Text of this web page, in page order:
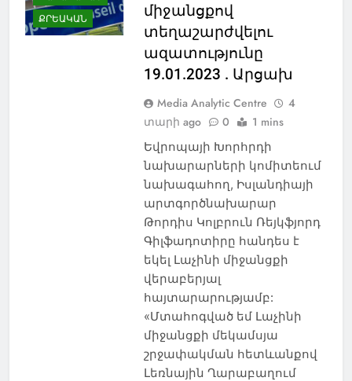
ՔՐԵԱԿԱՆ
միջանցքով
տեղաշարժվելու
ազատությունը
19.01.2023 . Արցախ
Media Analytic Centre
4
տարի ago
0 1 mins
Եվրոպայի Խորհրդի
նախարարների կոմիտեում
նախագահող, Իսլանդիայի
արտգործնախարար
Թորդիս Կոլբրուն Ռեյկֆյորդ
Գիլֆադոտիրը հանդես է
եկել Լաչինի միջանցքի
վերաբերյալ
հայտարարությամբ:
«Մտահոգված եմ Լաչինի
միջանցքի մեկամսյա
շրջափակման հետևանքով
Լեռնային Ղարաբաղում